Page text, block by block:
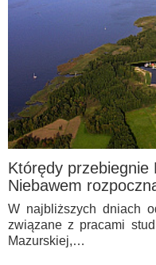
Którędy przebiegnie
Niebawem
W najbliższych dniach
związane z pracami
Mazurskiej,…